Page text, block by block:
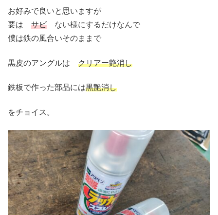
お好みで良いと思いますが
要は サビ ない様にするだけなんで
僕は鉄の風合いそのままで
黒皮のアングルは クリアー艶消し
鉄板で作った部品には黒艶消し
をチョイス。